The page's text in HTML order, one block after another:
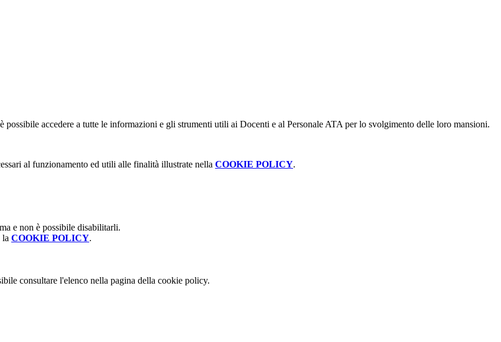
possibile accedere a tutte le informazioni e gli strumenti utili ai Docenti e al Personale ATA per lo svolgimento delle loro mansioni.
al funzionamento ed utili alle finalità illustrate nella COOKIE POLICY.
e non è possibile disabilitarli.
la COOKIE POLICY.
consultare l'elenco nella pagina della cookie policy.